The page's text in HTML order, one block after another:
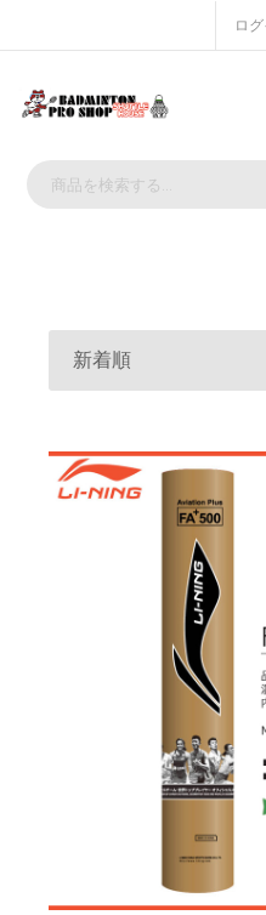
ロ
新着順